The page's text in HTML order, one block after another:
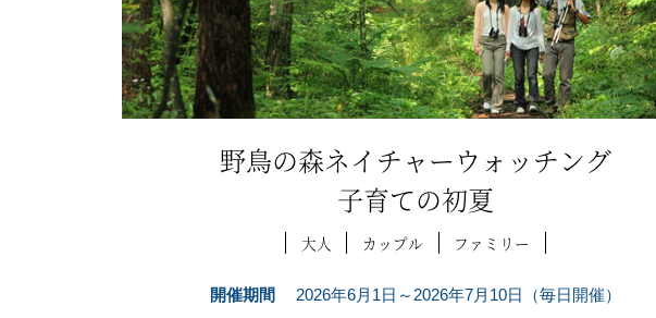
野鳥の森ネイチャーウォッチング
子育ての初夏
大人 カップル ファミリー
開催期間 2026年6月1日～2026年7月10日（毎日開催）